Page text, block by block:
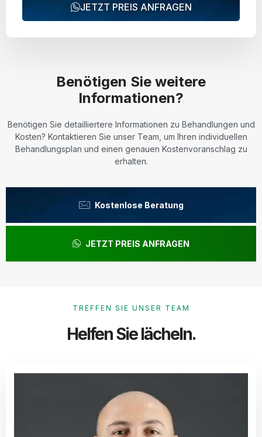
JETZT PREIS ANFRAGEN
Benötigen Sie weitere
Informationen?
Benötigen Sie detailliertere Informationen zu Behandlungen und
Kosten? Kontaktieren Sie unser Team, um Ihren individuellen
Behandlungsplan und einen genauen Kostenvoranschlag zu
erhalten.
Kostenlose Beratung
JETZT PREIS ANFRAGEN
TREFFEN SIE UNSER TEAM
Helfen Sie lächeln.